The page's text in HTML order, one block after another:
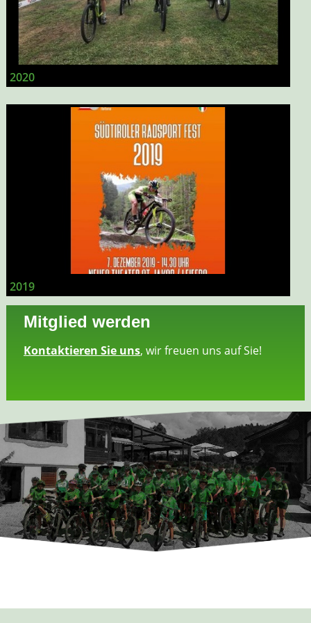
2020
2019
Mitglied werden
Kontaktieren Sie uns, wir freuen uns auf Sie!